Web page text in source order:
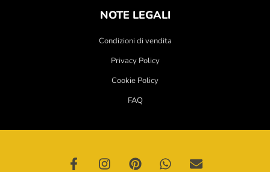
NOTE LEGALI
Condizioni di vendita
Privacy Policy
Cookie Policy
FAQ